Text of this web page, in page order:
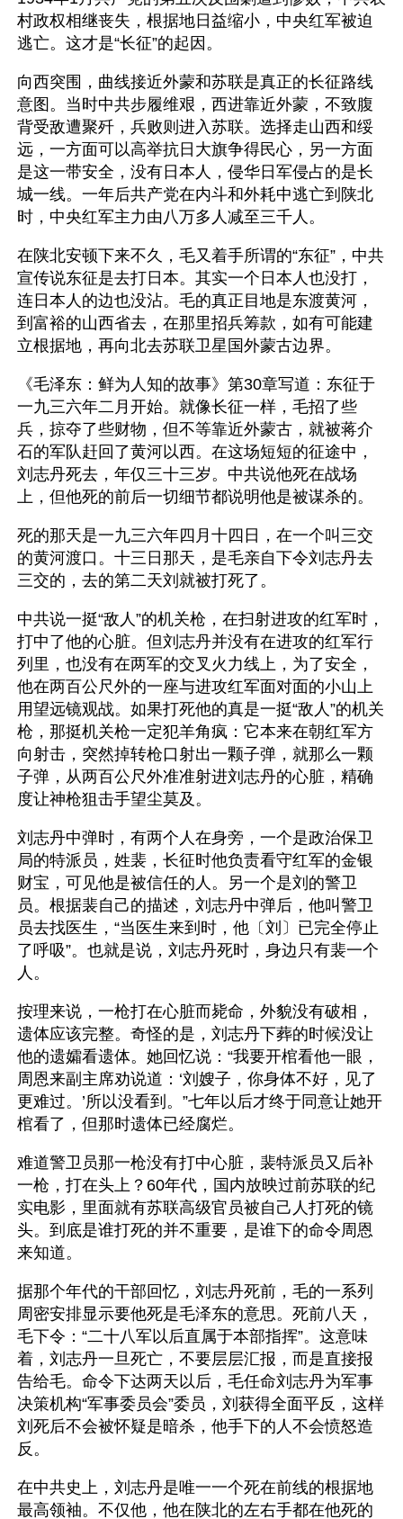
村政权相继丧失，根据地日益缩小，中央红军被迫
逃亡。这才是“长征”的起因。
向西突围，曲线接近外蒙和苏联是真正的长征路线
意图。当时中共步履维艰，西进靠近外蒙，不致腹
背受敌遭聚歼，兵败则进入苏联。选择走山西和绥
远，一方面可以高举抗日大旗争得民心，另一方面
是这一带安全，没有日本人，侵华日军侵占的是长
城一线。一年后共产党在内斗和外耗中逃亡到陕北
时，中央红军主力由八万多人减至三千人。
在陕北安顿下来不久，毛又着手所谓的“东征”，中共
宣传说东征是去打日本。其实一个日本人也没打，
连日本人的边也没沾。毛的真正目地是东渡黄河，
到富裕的山西省去，在那里招兵筹款，如有可能建
立根据地，再向北去苏联卫星国外蒙古边界。
《毛泽东：鲜为人知的故事》第30章写道：东征于
一九三六年二月开始。就像长征一样，毛招了些
兵，掠夺了些财物，但不等靠近外蒙古，就被蒋介
石的军队赶回了黄河以西。在这场短短的征途中，
刘志丹死去，年仅三十三岁。中共说他死在战场
上，但他死的前后一切细节都说明他是被谋杀的。
死的那天是一九三六年四月十四日，在一个叫三交
的黄河渡口。十三日那天，是毛亲自下令刘志丹去
三交的，去的第二天刘就被打死了。
中共说一挺“敌人”的机关枪，在扫射进攻的红军时，
打中了他的心脏。但刘志丹并没有在进攻的红军行
列里，也没有在两军的交叉火力线上，为了安全，
他在两百公尺外的一座与进攻红军面对面的小山上
用望远镜观战。如果打死他的真是一挺“敌人”的机关
枪，那挺机关枪一定犯羊角疯：它本来在朝红军方
向射击，突然掉转枪口射出一颗子弹，就那么一颗
子弹，从两百公尺外准准射进刘志丹的心脏，精确
度让神枪狙击手望尘莫及。
刘志丹中弹时，有两个人在身旁，一个是政治保卫
局的特派员，姓裴，长征时他负责看守红军的金银
财宝，可见他是被信任的人。另一个是刘的警卫
员。根据裴自己的描述，刘志丹中弹后，他叫警卫
员去找医生，“当医生来到时，他〔刘〕已完全停止
了呼吸”。也就是说，刘志丹死时，身边只有裴一个
人。
按理来说，一枪打在心脏而毙命，外貌没有破相，
遗体应该完整。奇怪的是，刘志丹下葬的时候没让
他的遗孀看遗体。她回忆说：“我要开棺看他一眼，
周恩来副主席劝说道：‘刘嫂子，你身体不好，见了
更难过。’所以没看到。”七年以后才终于同意让她开
棺看了，但那时遗体已经腐烂。
难道警卫员那一枪没有打中心脏，裴特派员又后补
一枪，打在头上？60年代，国内放映过前苏联的纪
实电影，里面就有苏联高级官员被自己人打死的镜
头。到底是谁打死的并不重要，是谁下的命令周恩
来知道。
据那个年代的干部回忆，刘志丹死前，毛的一系列
周密安排显示要他死是毛泽东的意思。死前八天，
毛下令：“二十八军以后直属于本部指挥”。这意味
着，刘志丹一旦死亡，不要层层汇报，而是直接报
告给毛。命令下达两天以后，毛任命刘志丹为军事
决策机构“军事委员会”委员，刘获得全面平反，这样
刘死后不会被怀疑是暗杀，他手下的人不会愤怒造
反。
在中共史上，刘志丹是唯一一个死在前线的根据地
最高领袖。不仅他，他在陕北的左右手都在他死的